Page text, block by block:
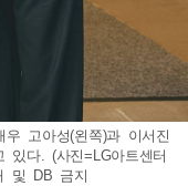
고아성(왼쪽)과 이서진
있다. (사진=LG아트센터
및 DB 금지